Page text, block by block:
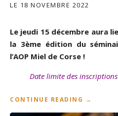
LE 18 NOVEMBRE 2022
Le jeudi 15 décembre aura
la 3ème édition du
l’AOP Miel de Corse !
Date limite des
CONTINUE READING “→